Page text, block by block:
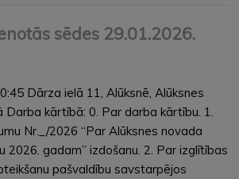
sēdes 29.01.2026.
Dārza ielā 11, Alūksnē, Alūksnes
kārtībā: 0. Par darba kārtību. 1.
Nr._/2026 “Par Alūksnes novada
2026. gadam” izdošanu. 2. Par izglītības
pašvaldību savstarpējos